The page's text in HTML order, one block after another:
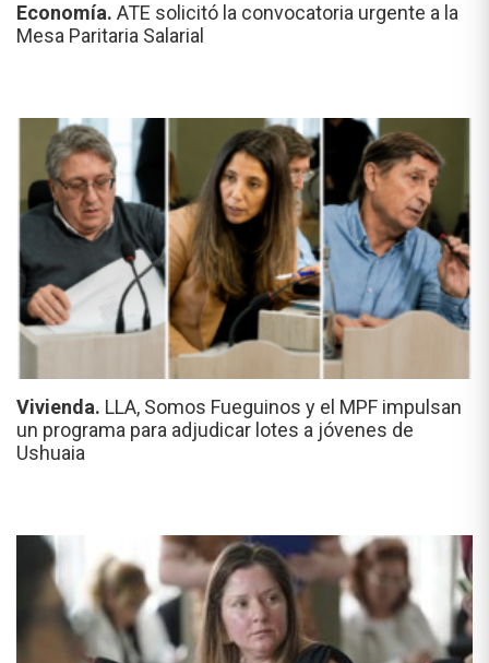
Economía. ATE solicitó la convocatoria urgente a la
Mesa Paritaria Salarial
Vivienda. LLA, Somos Fueguinos y el MPF impulsan
un programa para adjudicar lotes a jóvenes de
Ushuaia